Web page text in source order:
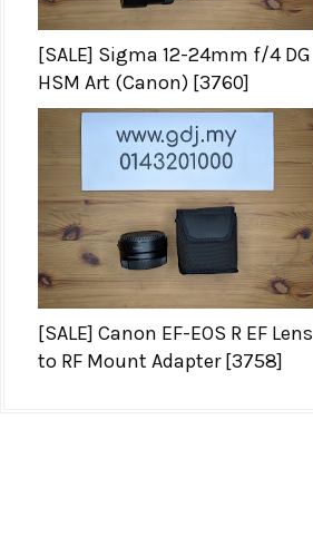
[SALE] Sigma 12-24mm f/4 DG
HSM Art (Canon) [3760]
[SALE] Canon EF-EOS R EF Lens
to RF Mount Adapter [3758]